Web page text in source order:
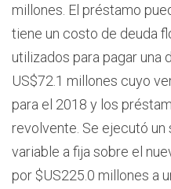
millones. El préstamo
tiene un costo de deuda
utilizados para pagar una
US$72.1 millones cuyo
para el 2018 y los
revolvente. Se ejecutó
variable a fija sobre el
por $US225.0 millones a